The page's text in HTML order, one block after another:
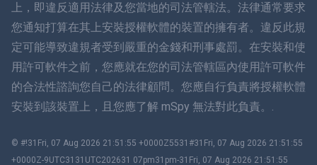
簡体中文
丹麥語
हिंदी
עברית
上，即違反適用法律及您當地的司法管轄法。法律通常要求
您通知打算在其上安裝授權軟體的裝置的擁有者。違反此規
定可能導致違規者受到嚴重的金錢和刑事處罰。在安裝和使
用許可軟件之前，您應就在您的司法管轄區內使用許可軟件
的合法性諮詢您自己的法律顧問。您應自行負責將授權軟體
安裝到該裝置上，且您應了解 mSpy 無法對此負責。.
© #!31Fri, 07 Aug 2026 21:51:55 +0000Z5531#31Fri, 07 Aug 2026 21:51:55
+0000Z-9UTC3131UTC202631 07pm31pm-31Fri, 07 Aug 2026 21:51:55